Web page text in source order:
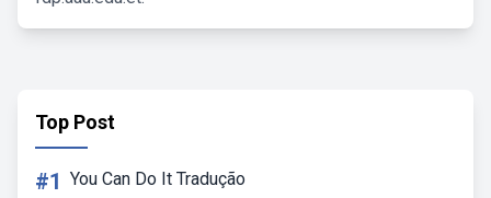
Top Post
#1 You Can Do It Tradução